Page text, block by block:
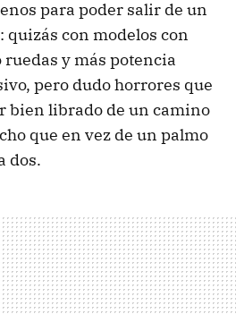
para poder salir de un
quizás con modelos con
y más potencia
pero dudo horrores que
bien librado de un camino
que en vez de un palmo
dos.